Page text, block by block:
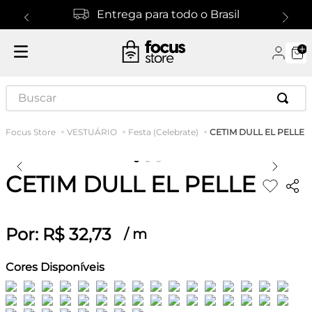
Entrega para todo o Brasil
Buscar
VESTUÁRIO Festa (Celebrate) CETIM DULL EL PELLE
CETIM DULL EL PELLE
Por: R$ 32,73 / m
Cores Disponíveis